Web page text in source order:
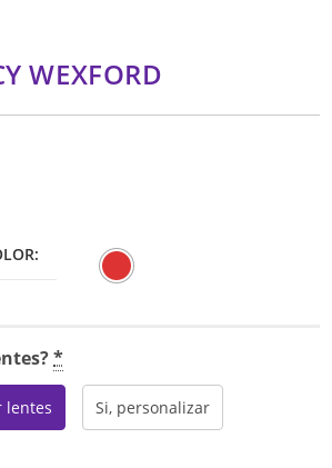
WEXFORD
*
lentes Si, personalizar